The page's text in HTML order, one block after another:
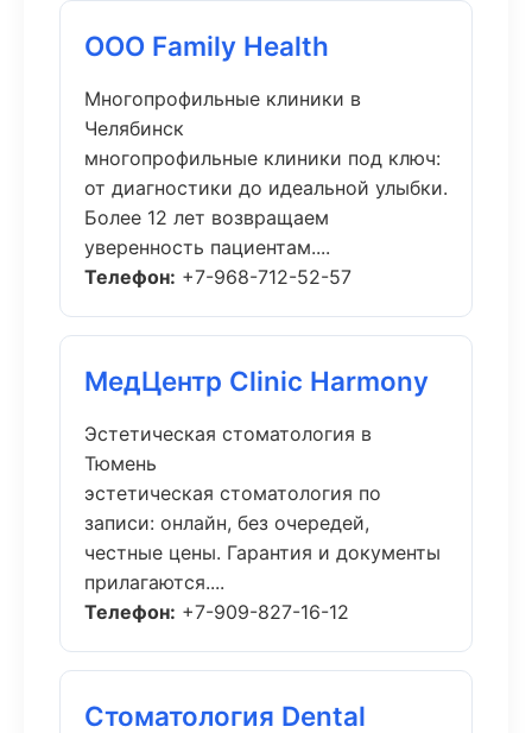
ООО Family Health
Многопрофильные клиники в
Челябинск
многопрофильные клиники под ключ:
от диагностики до идеальной улыбки.
Более 12 лет возвращаем
уверенность пациентам....
Телефон: +7-968-712-52-57
МедЦентр Clinic Harmony
Эстетическая стоматология в
Тюмень
эстетическая стоматология по
записи: онлайн, без очередей,
честные цены. Гарантия и документы
прилагаются....
Телефон: +7-909-827-16-12
Стоматология Dental